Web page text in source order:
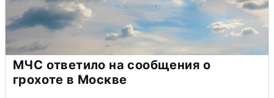
МЧС ответило на сообщения о
грохоте в Москве